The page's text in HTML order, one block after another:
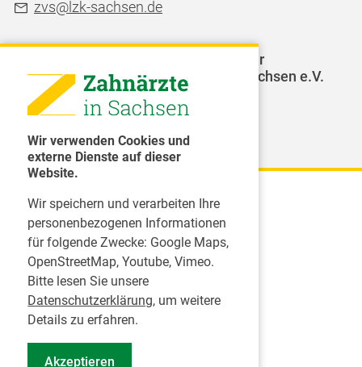
Wir verwenden Cookies und
externe Dienste auf dieser
Website.
Wir speichern und verarbeiten Ihre
personenbezogenen Informationen
für folgende Zwecke: Google Maps,
OpenStreetMap, Youtube, Vimeo.
Bitte lesen Sie unsere
Datenschutzerklärung, um weitere
Details zu erfahren.
Akzeptieren
zvs@lzk-sachsen.de
LAGZ - Landesarbeitsgemeinschaft für
Jugendzahnpflege des Freistaates Sachsen e.V.
Karriere
Inserate
Praktikum in einer Zahnarztpraxis
Jobs im Zahnärztehaus
Presse
Pressemitteilungen